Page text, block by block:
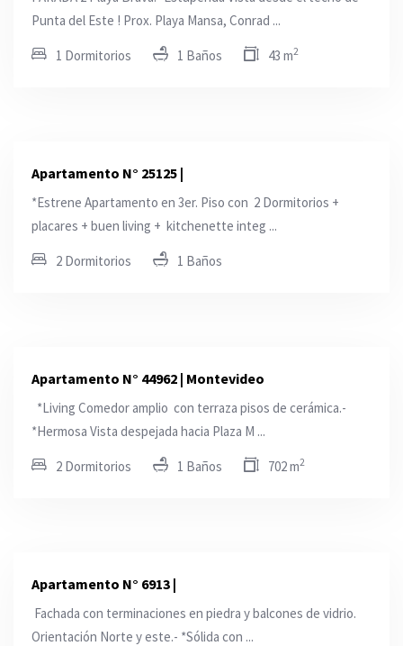
Punta del Este ! Prox. Playa Mansa, Conrad ...
1 Dormitorios 1 Baños 43 m2
Apartamento N° 25125 |
*Estrene Apartamento en 3er. Piso con 2 Dormitorios +
placares + buen living + kitchenette integ ...
2 Dormitorios 1 Baños
Apartamento N° 44962 | Montevideo
*Living Comedor amplio con terraza pisos de cerámica.-
*Hermosa Vista despejada hacia Plaza M ...
2 Dormitorios 1 Baños 702 m2
Apartamento N° 6913 |
Fachada con terminaciones en piedra y balcones de vidrio.
Orientación Norte y este.- *Sólida con ...